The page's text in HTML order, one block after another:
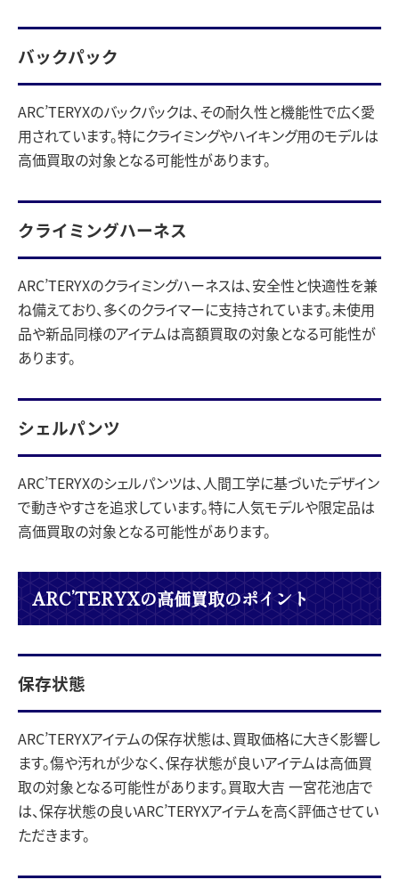
バックパック
ARC’TERYXのバックパックは、その耐久性と機能性で広く愛
用されています。特にクライミングやハイキング用のモデルは
高価買取の対象となる可能性があります。
クライミングハーネス
ARC’TERYXのクライミングハーネスは、安全性と快適性を兼
ね備えており、多くのクライマーに支持されています。未使用
品や新品同様のアイテムは高額買取の対象となる可能性が
あります。
シェルパンツ
ARC’TERYXのシェルパンツは、人間工学に基づいたデザイン
で動きやすさを追求しています。特に人気モデルや限定品は
高価買取の対象となる可能性があります。
ARC’TERYXの高価買取のポイント
保存状態
ARC’TERYXアイテムの保存状態は、買取価格に大きく影響し
ます。傷や汚れが少なく、保存状態が良いアイテムは高価買
取の対象となる可能性があります。買取大吉 一宮花池店で
は、保存状態の良いARC’TERYXアイテムを高く評価させてい
ただきます。